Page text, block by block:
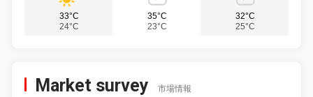
33°C
24°C
35°C
23°C
32°C
25°C
Market survey 市場情報